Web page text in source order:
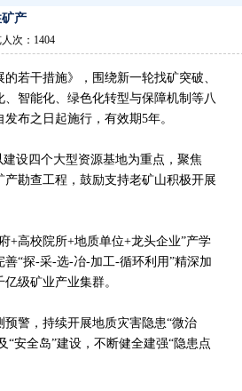
产
次：1404
若干措施》，围绕新一轮找矿突破、
智能化、绿色化转型与保障机制等八
布之日起施行，有效期5年。
设四个大型资源基地为重点，聚焦
勘查工程，鼓励支持老矿山积极开展
+高校院所+地质单位+龙头企业”产学
“探-采-选-冶-加工-循环利用”精深加
级矿业产业集群。
警，持续开展地质灾害隐患“微治
“安全岛”建设，不断健全建强“隐患点